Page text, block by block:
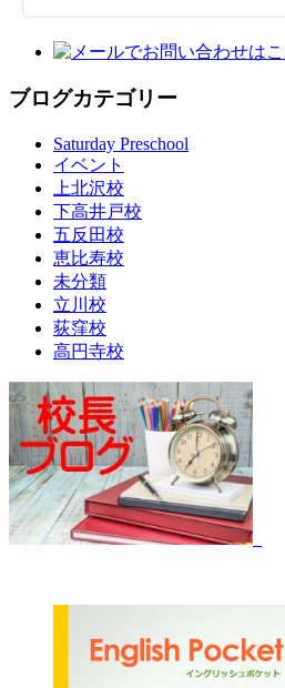
索:
ブログカテゴリー
Saturday Preschool
イベント
上北沢校
下高井戸校
五反田校
恵比寿校
未分類
立川校
荻窪校
高円寺校